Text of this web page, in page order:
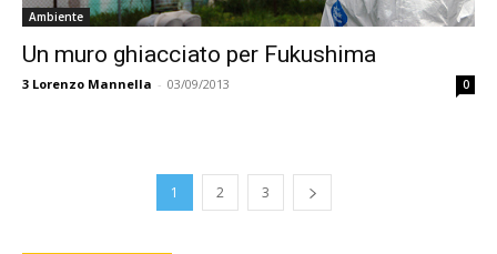
Ambiente
Un muro ghiacciato per Fukushima
3 Lorenzo Mannella - 03/09/2013 0
1 2 3